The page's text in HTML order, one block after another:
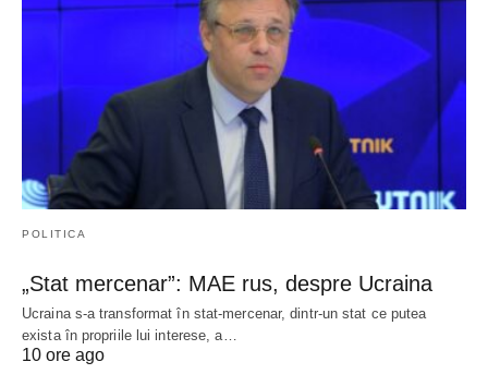
POLITICA
„Stat mercenar”: MAE rus, despre Ucraina
Ucraina s-a transformat în stat-mercenar, dintr-un stat ce putea
exista în propriile lui interese, a…
10 ore ago